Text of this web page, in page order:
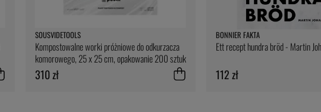
SOUSVIDETOOLS
Kompostowalne worki próżniowe do odkurzacza
komorowego, 25 x 25 cm, opakowanie 200 sztuk
- SousVideTools
310 zł
BONNIER FAKTA
Ett recept hundra bröd - Martin
112 zł